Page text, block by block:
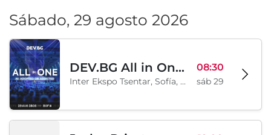
Sábado, 29 agosto 2026
DEV.BG All in One 2026
Inter Ekspo Tsentar, Sofía, BG
08:30
sáb 29